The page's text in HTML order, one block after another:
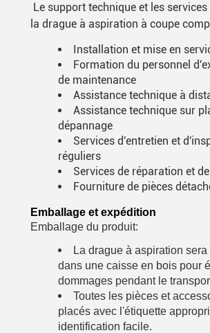
Le support technique et les
la drague à aspiration à coupe
Installation et mise en
Formation du personnel
de maintenance
Assistance technique à
Assistance technique sur
dépannage
Services d'entretien et
réguliers
Services de réparation et
Fourniture de pièces
Emballage et expédition
Emballage du produit:
La drague à aspiration
dans une caisse en bois pour
dommages pendant le
Toutes les pièces et
placés avec l'étiquette
identification facile.